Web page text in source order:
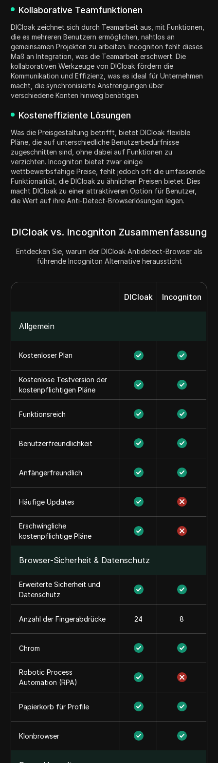
Kollaborative Teamfunktionen
DICloak zeichnet sich durch Teamarbeit aus, mit Funktionen,
die es mehreren Benutzern ermöglichen, nahtlos an
gemeinsamen Projekten zu arbeiten. Incogniton fehlt dieses
Maß an Integration, was die Teamarbeit erschwert. Die
kollaborativen Werkzeuge von DICloak fördern die
Kommunikation und Effizienz, was es ideal für Unternehmen
macht, die synchronisierte Anstrengungen über
verschiedene Konten hinweg benötigen.
Kosteneffiziente Lösungen
Was die Preisgestaltung betrifft, bietet DICloak flexible
Pläne, die auf unterschiedliche Benutzerbedürfnisse
zugeschnitten sind, ohne dabei auf Funktionen zu
verzichten. Incogniton bietet zwar einige
wettbewerbsfähige Preise, fehlt jedoch oft die umfassende
Funktionalität, die DICloak zu ähnlichen Preisen bietet. Dies
macht DICloak zu einer attraktiveren Option für Benutzer,
die Wert auf ihre Anti-Detect-Browserlösungen legen.
DICloak vs. Incogniton Zusammenfassung
Entdecken Sie, warum der DICloak Antidetect-Browser als
führende Incogniton Alternative heraussticht
DICloak Incogniton
Allgemein
Kostenloser Plan
Kostenlose Testversion der
kostenpflichtigen Pläne
Funktionsreich
Benutzerfreundlichkeit
Anfängerfreundlich
Häufige Updates
Erschwingliche
kostenpflichtige Pläne
Browser-Sicherheit & Datenschutz
Erweiterte Sicherheit und
Datenschutz
Anzahl der Fingerabdrücke 24 8
Chrom
Robotic Process
Automation (RPA)
Papierkorb für Profile
Klonbrowser